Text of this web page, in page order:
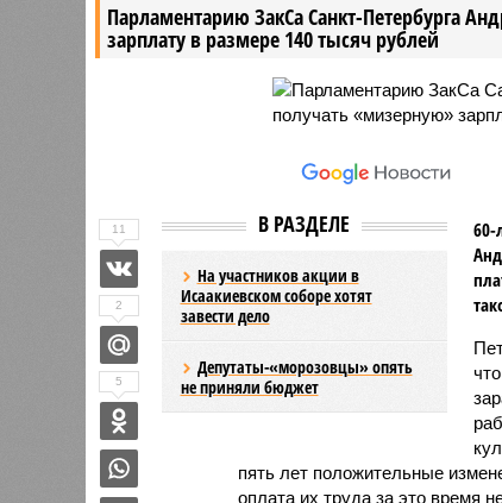
Парламентарию ЗакСа Санкт-Петербурга
зарплату в размере 140 тысяч рублей
В РАЗДЕЛЕ
На участников акции в
Исаакиевском соборе хотят
завести дело
Депутаты-«морозовцы» опять
не приняли бюджет
60-
пять лет положительные
оплата их труда за это время
11
2
5